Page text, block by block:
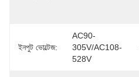
ইনপুট ভোল্টেজ:
AC90-
305V/AC108-
528V